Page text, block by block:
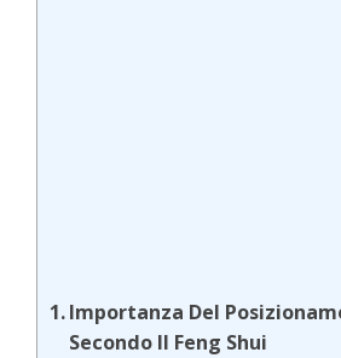
Importanza Del
Secondo Il Feng Shui